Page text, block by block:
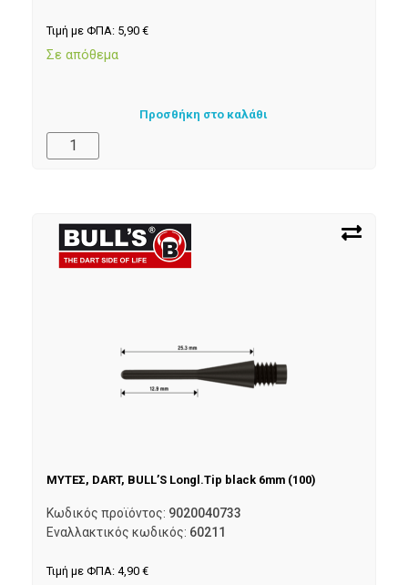
Τιμή με ΦΠΑ: 5,90 €
Σε απόθεμα
Προσθήκη στο καλάθι
ΜΥΤΕΣ, DART, BULL’S Longl.Tip black 6mm (100)
Κωδικός προϊόντος: 9020040733
Εναλλακτικός κωδικός: 60211
Τιμή με ΦΠΑ: 4,90 €